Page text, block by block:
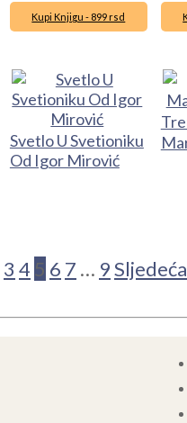
Kupi Knjigu - 899 rsd
Svetlo U Svetioniku
Od Igor Mirović
3 4 5 6 7 … 9